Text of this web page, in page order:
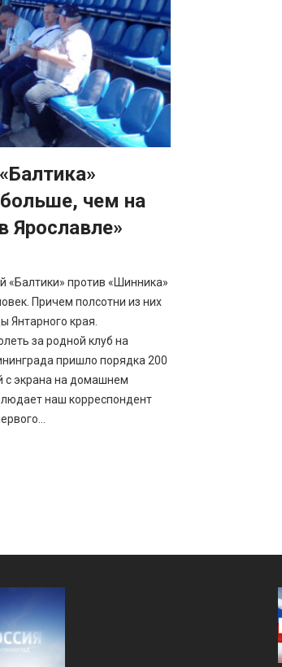
чем на
Ярославле»
«Балтики» против «Шинника»
Причем полсотни из них
Янтарного края.
за родной клуб на
пришло порядка 200
с экрана на домашнем
наш корреспондент